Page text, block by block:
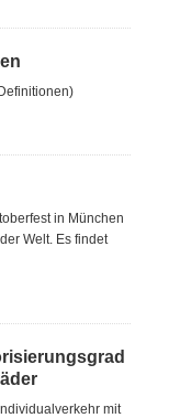
in München
Welt. Es findet
mit